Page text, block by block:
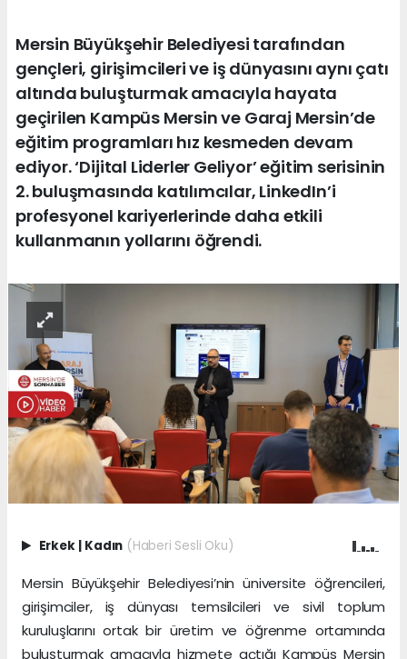
Mersin Büyükşehir Belediyesi tarafından
gençleri, girişimcileri ve iş dünyasını aynı çatı
altında buluşturmak amacıyla hayata
geçirilen Kampüs Mersin ve Garaj Mersin’de
eğitim programları hız kesmeden devam
ediyor. ‘Dijital Liderler Geliyor’ eğitim serisinin
2. buluşmasında katılımcılar, LinkedIn’i
profesyonel kariyerlerinde daha etkili
kullanmanın yollarını öğrendi.
Erkek | Kadın (Haberi Sesli Oku)
Mersin Büyükşehir Belediyesi’nin üniversite öğrencileri,
girişimciler, iş dünyası temsilcileri ve sivil toplum
kuruluşlarını ortak bir üretim ve öğrenme ortamında
buluşturmak amacıyla hizmete açtığı Kampüs Mersin